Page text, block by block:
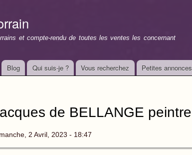
et compte-rendu de toutes les ventes les concernant
Blog Qui suis-je ? Vous recherchez Petites annonces
de BELLANGE peintre
2 Avril, 2023 - 18:47